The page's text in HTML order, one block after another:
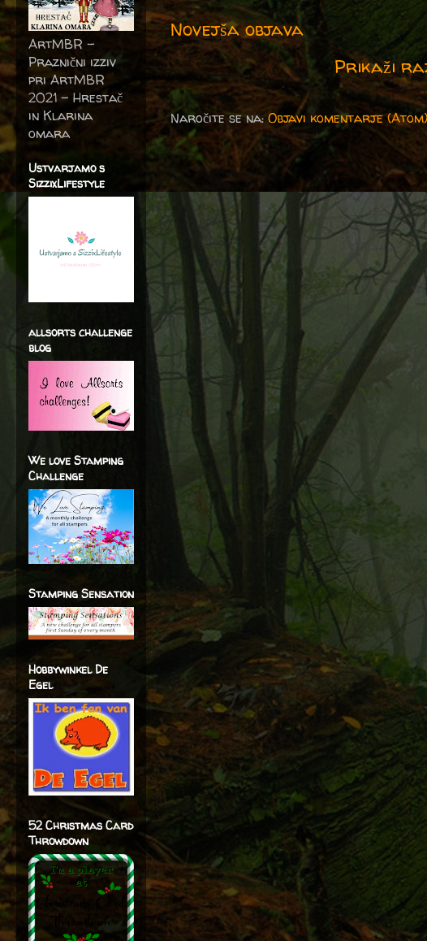
Novejša objava
Prikaži
Naročite se na: Objavi komentarje (Atom)
ArtMBR -
Praznični izziv
pri ArtMBR
2021 – Hrestač
in Klarina
omara
Ustvarjamo s
SizzixLifestyle
allsorts challenge
blog
We love Stamping
Challenge
Stamping Sensation
Hobbywinkel De
Egel
52 Christmas Card
Throwdown